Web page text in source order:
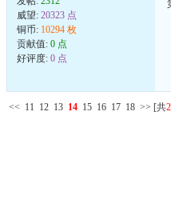
威望: 20323 点
铜币: 10294 枚
贡献值: 0 点
好评度: 0 点
<< 11 12 13 14 15 16 17 18 >> [共